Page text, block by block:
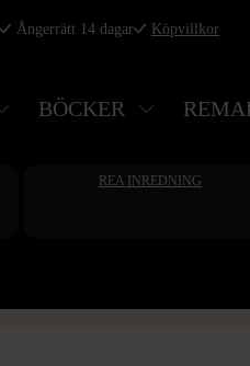
Ångerrätt 14 dagar Köpvillkor
BÖCKER
REA INREDNING